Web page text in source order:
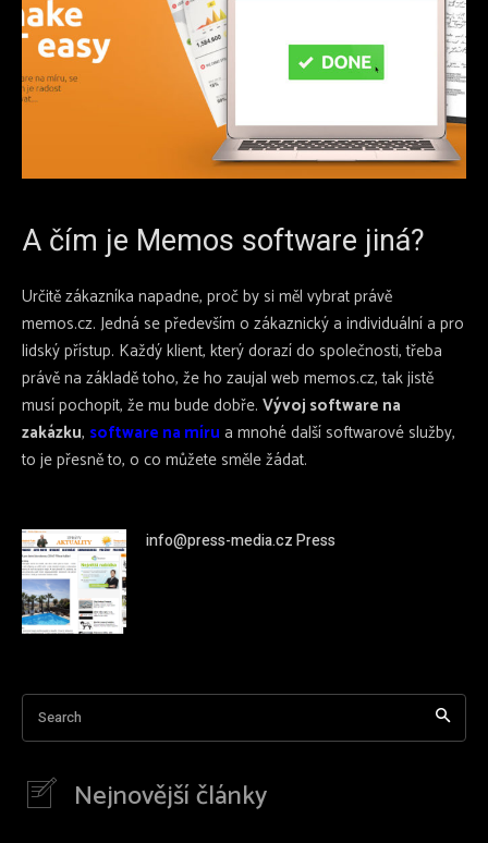
A čím je Memos software jiná?
Určitě zákazníka napadne, proč by si měl vybrat právě
memos.cz. Jedná se především o zákaznický a individuální a pro
lidský přístup. Každý klient, který dorazí do společnosti, třeba
právě na základě toho, že ho zaujal web memos.cz, tak jistě
musí pochopit, že mu bude dobře. Vývoj software na
zakázku, software na míru a mnohé další softwarové služby,
to je přesně to, o co můžete směle žádat.
info@press-media.cz Press
Search
Nejnovější články